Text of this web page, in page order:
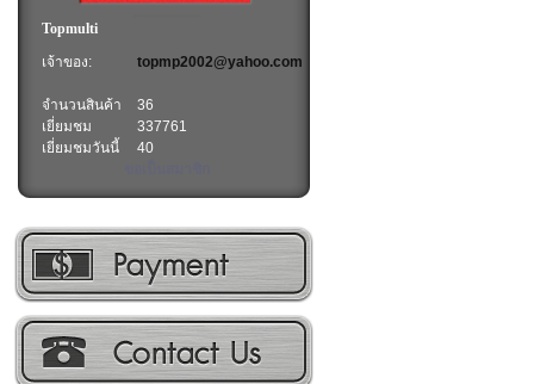
Topmulti
เจ้าของ:
topmp2002@yahoo.com
จำนวนสินค้า
36
เยี่ยมชม
337761
เยี่ยมชมวันนี้
40